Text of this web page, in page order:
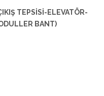
TEPSİSİ-ELEVATÖR-
BANT)